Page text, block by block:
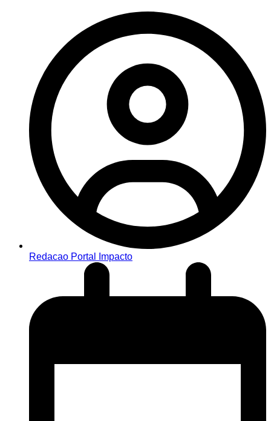
Redacao Portal Impacto